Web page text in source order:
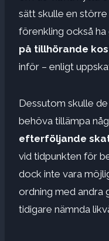
sätt skulle en
förenkling också
på tillhörande
inför – enligt
Dessutom skulle
behöva tillämpa
efterföljande
vid tidpunkten för
dock inte vara
ordning med andra
tidigare nämnda